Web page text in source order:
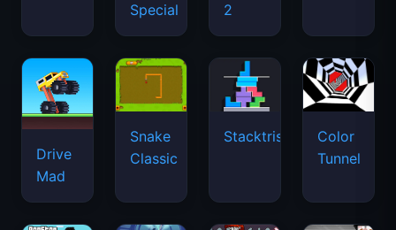
Special
2
Drive
Mad
Snake
Classic
Stacktris
Color
Tunnel